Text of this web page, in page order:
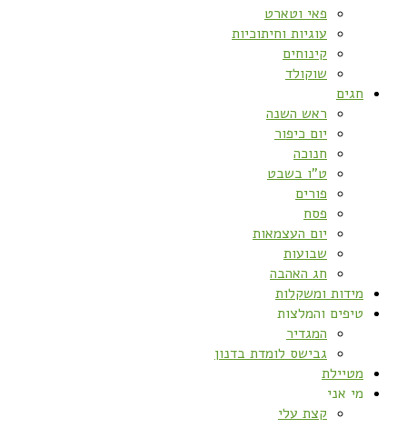
פאי וטארט
עוגיות וחיתוכיות
קינוחים
שוקולד
חגים
ראש השנה
יום כיפור
חנוכה
ט”ו בשבט
פורים
פסח
יום העצמאות
שבועות
חג האהבה
מידות ומשקלות
טיפים והמלצות
המגדיר
גבישס לומדת בדנון
מטיילת
מי אני
קצת עלי